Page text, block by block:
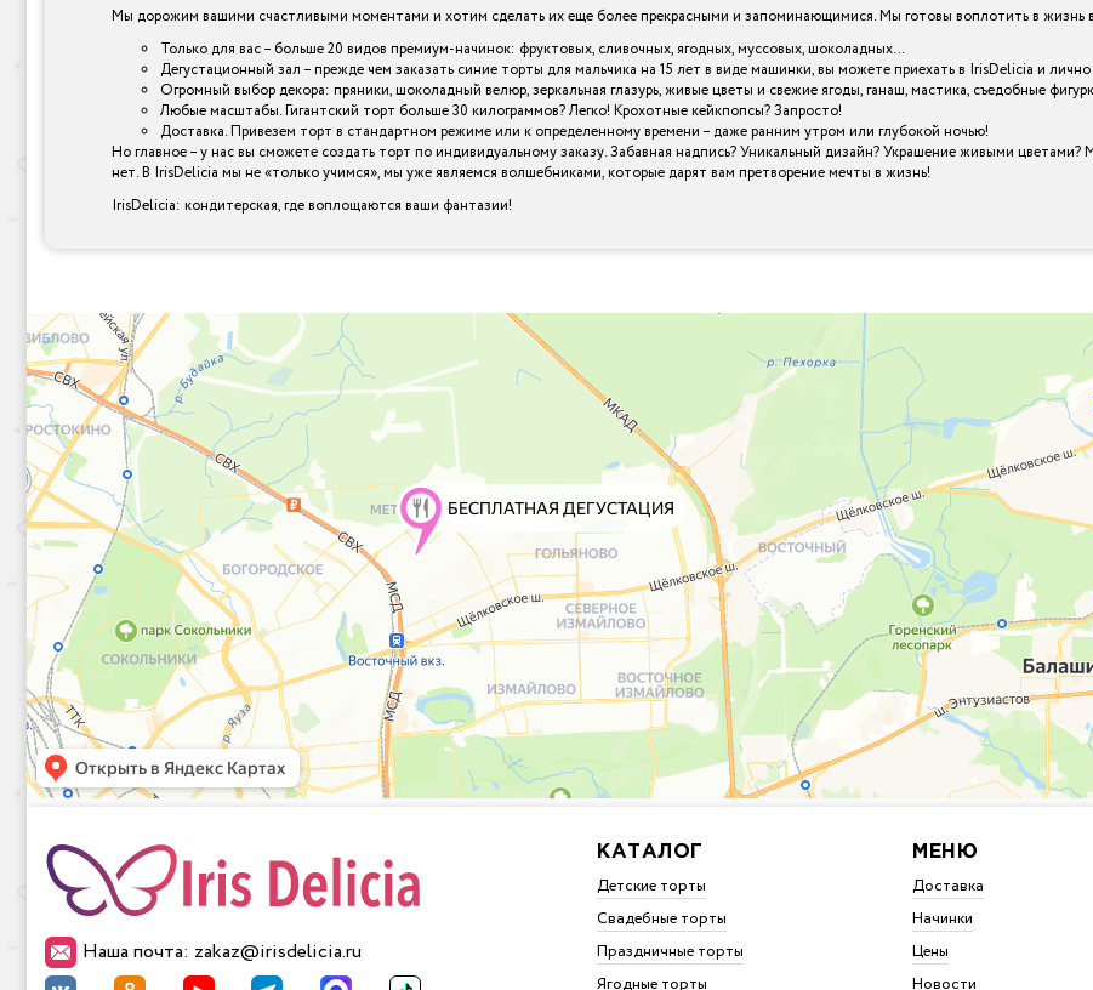
Мы дорожим вашими счастливыми моментами и хотим сделать их еще более прекрасными и запоминающимися. Мы готовы воплотить в жизнь
Только для вас – больше 20 видов премиум-начинок: фруктовых, сливочных, ягодных, муссовых, шоколадных…
Дегустационный зал – прежде чем заказать синие торты для мальчика на 15 лет в виде машинки, вы можете приехать в IrisDelicia и
Огромный выбор декора: пряники, шоколадный велюр, зеркальная глазурь, живые цветы и свежие ягоды, ганаш, мастика, съедобные
Любые масштабы. Гигантский торт больше 30 килограммов? Легко! Крохотные кейкпопсы? Запросто!
Доставка. Привезем торт в стандартном режиме или к определенному времени – даже ранним утром или глубокой ночью!
Но главное – у нас вы сможете создать торт по индивидуальному заказу. Забавная надпись? Уникальный дизайн? Украшение живыми
нет. В IrisDelicia мы не «только учимся», мы уже являемся волшебниками, которые дарят вам претворение мечты в жизнь!
IrisDelicia: кондитерская, где воплощаются ваши фантазии!
Наша почта: zakaz@irisdelicia.ru
КАТАЛОГ
Детские торты
Свадебные торты
Праздничные торты
Ягодные торты
МЕНЮ
Доставка
Начинки
Цены
Новости